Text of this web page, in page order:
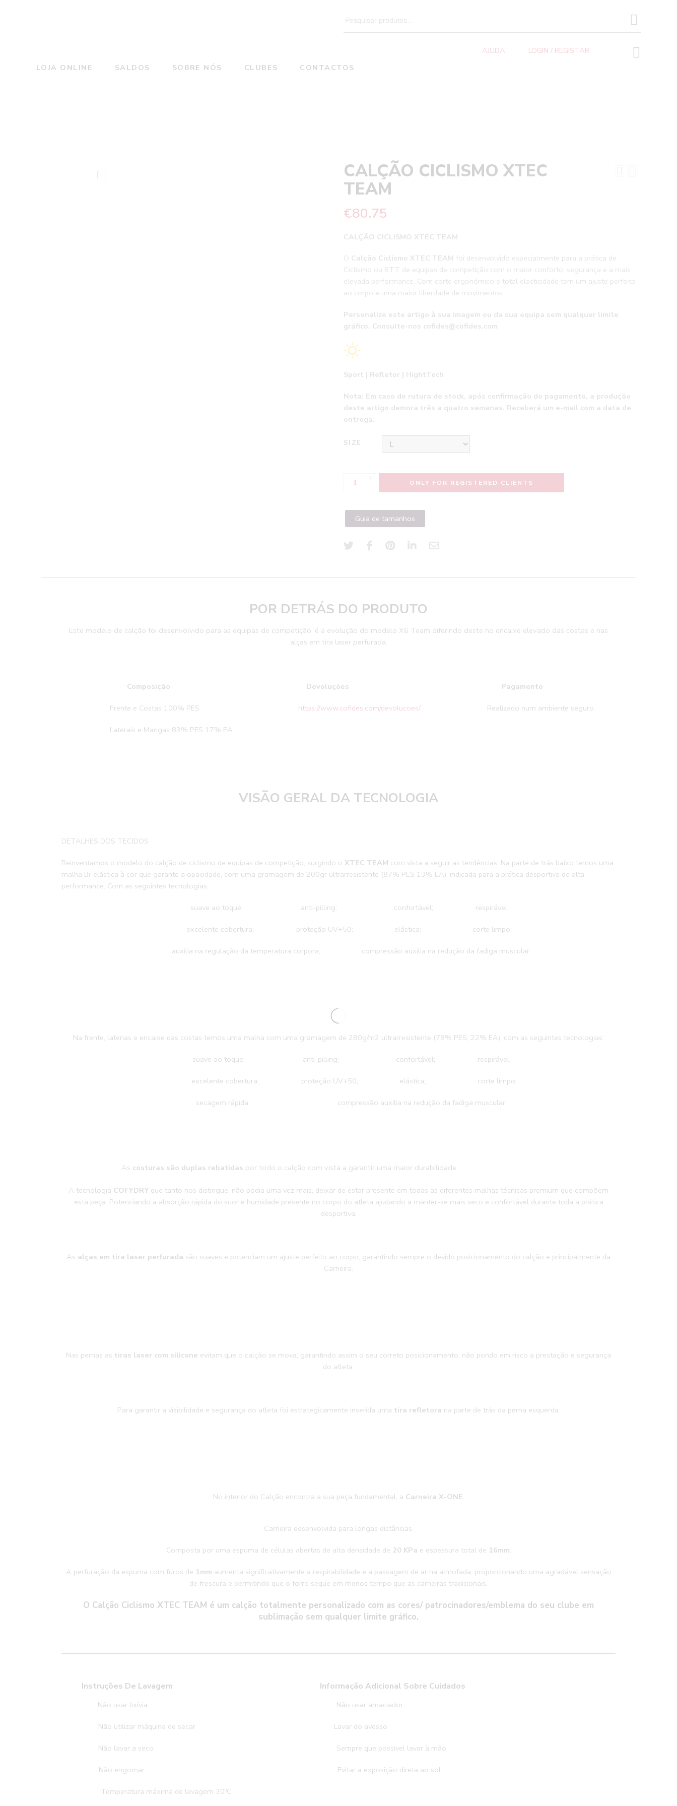
Search
for:
SEARCH BUTTON
AJUDA
LOGIN / REGISTAR
LOJA ONLINE
SALDOS SOBRE NÓS CLUBES CONTACTOS
CALÇÃO CICLISMO XTEC
TEAM
€80.75
CALÇÃO CICLISMO XTEC TEAM
O Calção Ciclismo XTEC TEAM foi desenvolvido especialmente para a prática de
Ciclismo ou BTT de equipas de competição com o maior conforto, segurança e a mais
elevada performance. Com corte ergonómico e total elasticidade tem um ajuste perfeito
ao corpo e uma maior liberdade de movimentos.
Personalize este artigo à sua imagem ou da sua equipa sem qualquer limite
gráfico. Consulte-nos cofides@cofides.com
Sport | Refletor | HightTech
Nota: Em caso de rutura de stock, após confirmação do pagamento, a produção
deste artigo demora três a quatro semanas. Receberá um e-mail com a data de
entrega.
SIZE
+
-
ONLY FOR REGISTERED CLIENTS
Guia de tamanhos
POR DETRÁS DO PRODUTO
Este modelo de calção foi desenvolvido para as equipas de competição, é a evolução do modelo X6 Team diferindo deste no encaixe elevado das costas e nas
alças em tira laser perfurada.
Composição Devoluções Pagamento
Frente e Costas 100% PES https://www.cofides.com/devolucoes/ Realizado num ambiente seguro
Laterais e Mangas 83% PES 17% EA
VISÃO GERAL DA TECNOLOGIA
DETALHES DOS TECIDOS
Reinventamos o modelo do calção de ciclismo de equipas de competição, surgindo o XTEC TEAM com vista a seguir as tendências. Na parte de trás baixo temos uma
malha Bi-elástica à cor que garante a opacidade, com uma gramagem de 200gr ultrarresistente (87% PES 13% EA), indicada para a prática desportiva de alta
performance. Com as seguintes tecnologias:
suave ao toque; anti-pilling; confortável; respirável;
excelente cobertura; proteção UV+50; elástica; corte limpo;
auxilia na regulação da temperatura corpora; compressão auxilia na redução da fadiga muscular.
Na frente, laterias e encaixe das costas temos uma malha com uma gramagem de 280g/m2 ultrarresistente (78% PES; 22% EA), com as seguintes tecnologias:
suave ao toque; anti-pilling; confortável; respirável;
excelente cobertura; proteção UV+50; elástica; corte limpo;
secagem rápida; compressão auxilia na redução da fadiga muscular.
As costuras são duplas rebatidas por todo o calção com vista a garantir uma maior durabilidade.
A tecnologia COFYDRY que tanto nos distingue, não podia uma vez mais, deixar de estar presente em todas as diferentes malhas técnicas premium que compõem
esta peça. Potenciando a absorção rápida do suor e humidade presente no corpo do atleta ajudando a manter-se mais seco e confortável durante toda a prática
desportiva.
As alças em tira laser perfurada são suaves e potenciam um ajuste perfeito ao corpo, garantindo sempre o devido posicionamento do calção e principalmente da
Carneira.
Nas pernas as tiras laser com silicone evitam que o calção se mova, garantindo assim o seu correto posicionamento, não pondo em risco a prestação e segurança
do atleta.
Para garantir a visibilidade e segurança do atleta foi estrategicamente inserida uma tira refletora na parte de trás da perna esquerda.
No interior do Calção encontra a sua peça fundamental, a Carneira X-ONE.
Carneira desenvolvida para longas distâncias.
Composta por uma espuma de células abertas de alta densidade de 20 KPa e espessura total de 16mm.
A perfuração da espuma com furos de 1mm aumenta significativamente a respirabilidade e a passagem de ar na almofada, proporcionando uma agradável sensação
de frescura e permitindo que o forro seque em menos tempo que as carneiras tradicionais.
O Calção Ciclismo XTEC TEAM é um calção totalmente personalizado com as cores/ patrocinadores/emblema do seu clube em
sublimação sem qualquer limite gráfico.
Instruções De Lavagem Informação Adicional Sobre Cuidados
Não usar lixívia Não usar amaciador
Não utilizar máquina de secar Lavar do avesso
Não lavar a seco Sempre que possível lavar à mão
Não engomar Evitar a exposição direta ao sol
Temperatura máxima de lavagem 30ºC